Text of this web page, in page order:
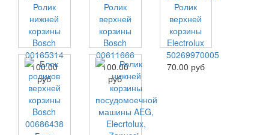
Ролик
нижней
корзины
Bosch
00165314
100.00
руб
Ролик
верхней
корзины
Bosch
00611666
100.00
руб
Ролик
верхней
корзины
Electrolux
50269970005
70.00 руб